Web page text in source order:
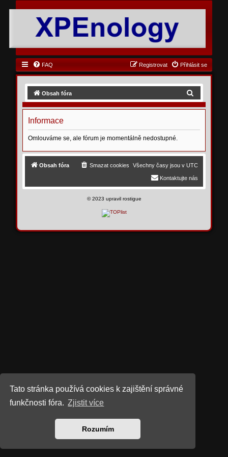
Tato stránka používá cookies k zajištění správné
funkčnosti fóra. Zjistit více
Rozumím
FAQ Přihlásit se
Registrovat
Obsah fóra
d
t
Informace
Omlouváme se, ale fórum je momentálně nedostupné.
Obsah fóra Všechny časy jsou v UTC
Smazat cookies
Kontaktujte nás
©2023 upravil rostigue